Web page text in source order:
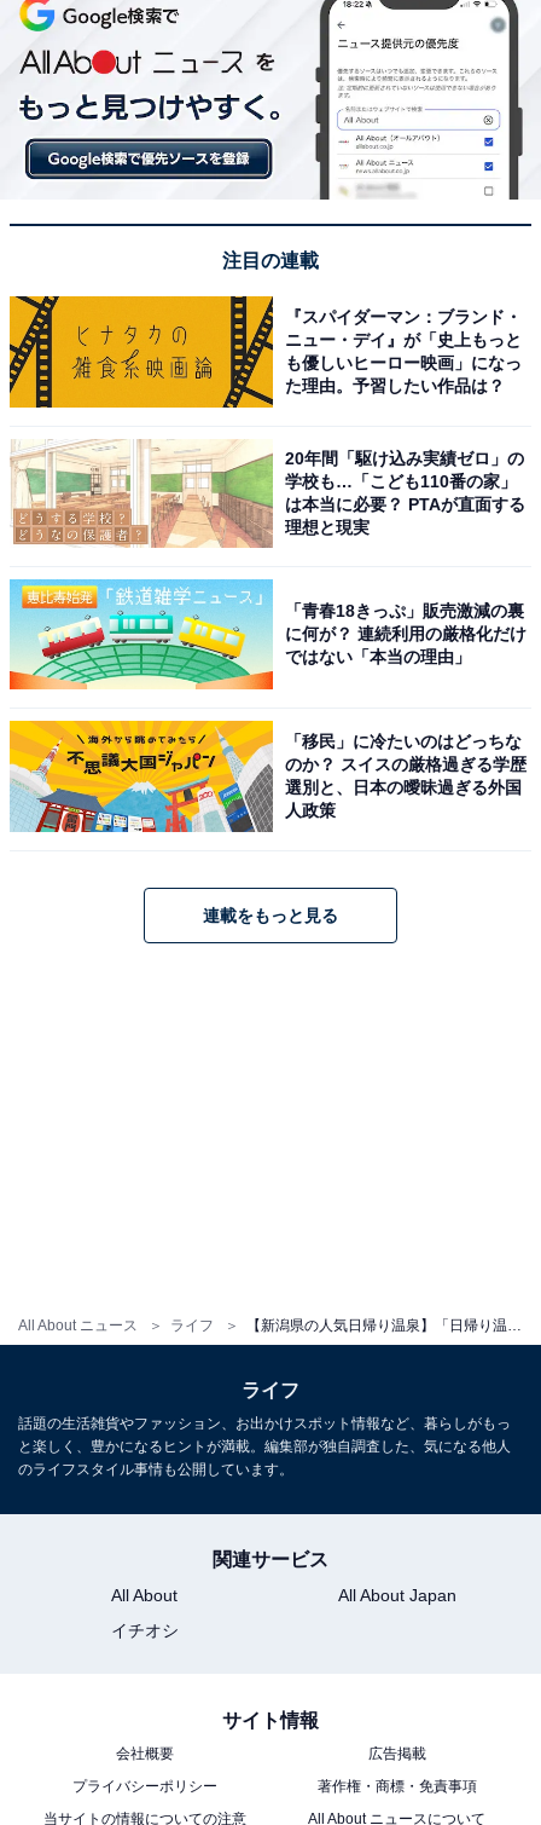
All About ニュース ライフ
90cmの歩行浴や圧注浴など、バリエーション豊か
なお風呂でリフレッシュできます。
お食事処の唐揚げ定食は、お皿から溢れんばかりの
超ボリュームで大変食べ応えがあり、お腹いっぱい
に満たされる。
アクセス
所在地：新潟県北蒲原郡聖籠町大字諏訪山652-3
佐々木駅からバスを利用する場合は、「聖籠町役場」経
由または「聖籠町保健福祉センター」行きのルートがあ
営業時間
平日：10:00〜21:00（最終受付20:30）
土・日・祝：10:00〜21:00（最終受付20:30）
泊プランやホテル専用風呂が用意されています。）
湯”として人気「糸魚川温泉」の魅力とは？
注目の連載
『スパイダーマン：ブランド・
ニュー・デイ』が「史上もっと
も優しいヒーロー映画」になっ
た理由。予習したい作品は？
20年間「駆け込み実績ゼロ」の
学校も…「こども110番の家」
は本当に必要？ PTAが直面する
理想と現実
「青春18きっぷ」販売激減の裏
に何が？ 連続利用の厳格化だけ
ではない「本当の理由」
「移民」に冷たいのはどっちな
のか？ スイスの厳格過ぎる学歴
選別と、日本の曖昧過ぎる外国
人政策
連載をもっと見る
ライフ
話題の生活雑貨やファッション、お出かけスポット情報など、暮らしがもっ
と楽しく、豊かになるヒントが満載。編集部が独自調査した、気になる他人
のライフスタイル事情も公開しています。
関連サービス
All About
All About Japan
イチオシ
サイト情報
会社概要
広告掲載
プライバシーポリシー
著作権・商標・免責事項
当サイトの情報についての注意
All About ニュースについて